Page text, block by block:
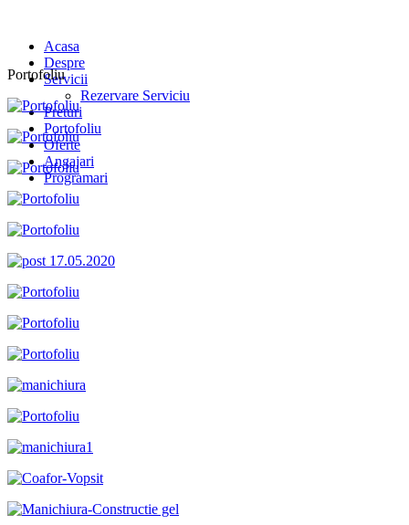
Acasa
Despre
Servicii
Rezervare Serviciu
Preturi
Portofoliu
Oferte
Angajari
Programari
Portofoliu